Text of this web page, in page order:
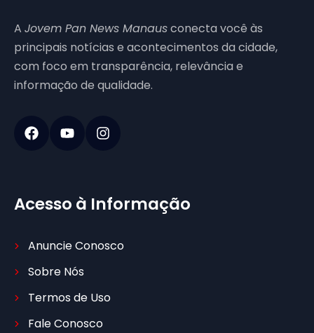
A Jovem Pan News Manausconecta você às
principais notícias e acontecimentos da cidade,
com foco em transparência, relevância e
informação de qualidade.
Acesso à Informação
Anuncie Conosco
Sobre Nós
Termos de Uso
Fale Conosco